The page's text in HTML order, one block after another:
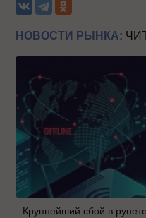
НОВОСТИ РЫНКА:
Крупнейший сбой в